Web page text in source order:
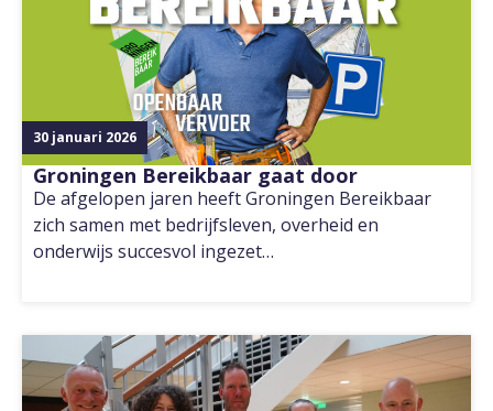
30 januari 2026
Groningen Bereikbaar gaat door
De afgelopen jaren heeft Groningen Bereikbaar
zich samen met bedrijfsleven, overheid en
onderwijs succesvol ingezet…